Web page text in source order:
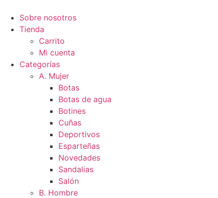
contenido
Sobre nosotros
Tienda
Carrito
Mi cuenta
Categorías
A. Mujer
Botas
Botas de agua
Botines
Cuñas
Deportivos
Esparteñas
Novedades
Sandalias
Salón
B. Hombre